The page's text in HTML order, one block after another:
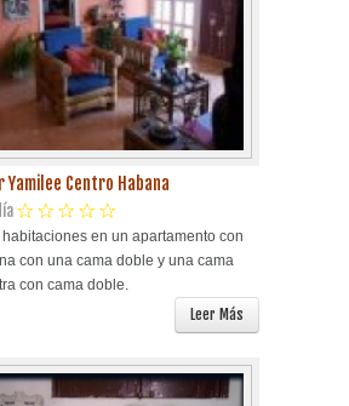
Centro Habana
en un apartamento con
con una cama doble y una cama
con cama doble.
Leer Más